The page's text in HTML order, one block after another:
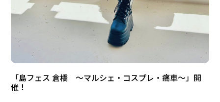
「島フェス 倉橋 ～マルシェ・コスプレ・痛車～」開
催！